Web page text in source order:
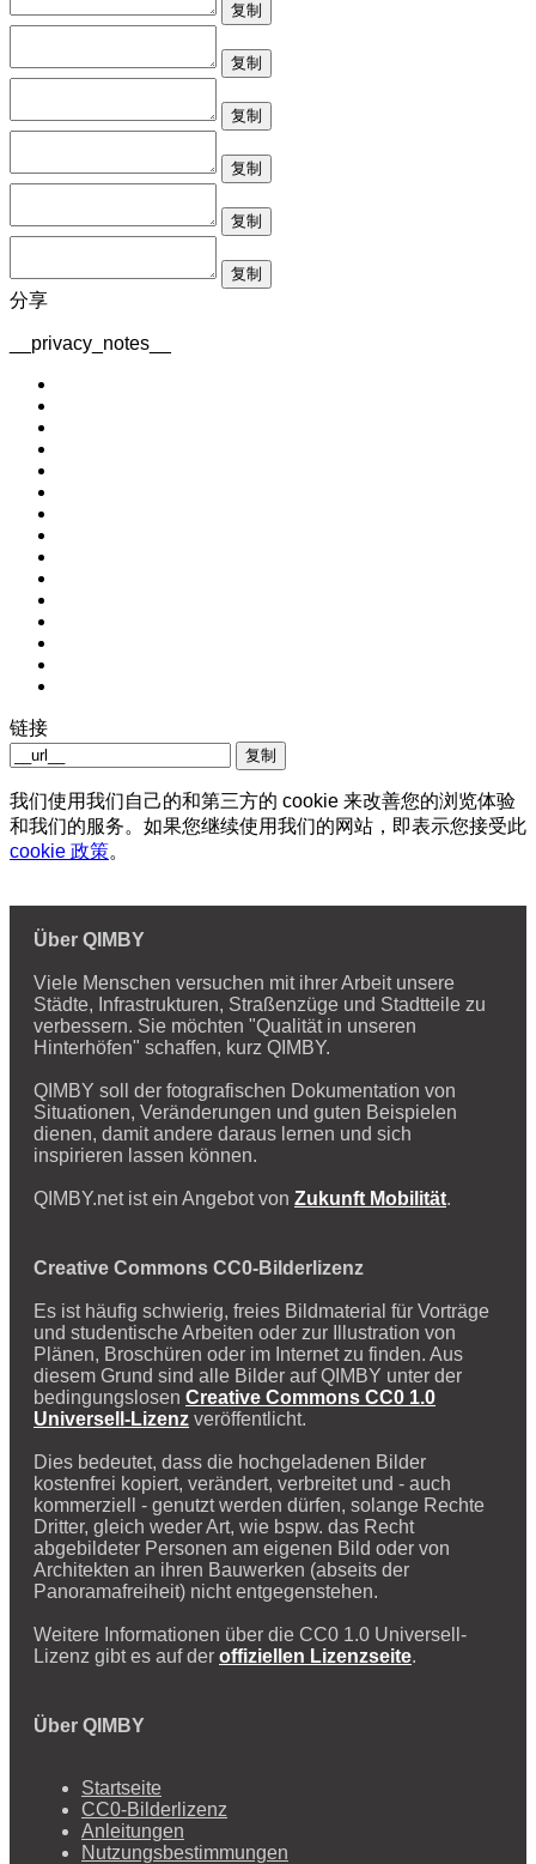
复制
复制
复制
复制
复制
复制
分享
__privacy_notes__
链接
复制
我们使用我们自己的和第三方的 cookie 来改善您的浏览体验
和我们的服务。如果您继续使用我们的网站，即表示您接受此
cookie 政策。
Über QIMBY
Viele Menschen versuchen mit ihrer Arbeit unsere
Städte, Infrastrukturen, Straßenzüge und Stadtteile zu
verbessern. Sie möchten "Qualität in unseren
Hinterhöfen" schaffen, kurz QIMBY.
QIMBY soll der fotografischen Dokumentation von
Situationen, Veränderungen und guten Beispielen
dienen, damit andere daraus lernen und sich
inspirieren lassen können.
QIMBY.net ist ein Angebot von Zukunft Mobilität.
Creative Commons CC0-Bilderlizenz
Es ist häufig schwierig, freies Bildmaterial für Vorträge
und studentische Arbeiten oder zur Illustration von
Plänen, Broschüren oder im Internet zu finden. Aus
diesem Grund sind alle Bilder auf QIMBY unter der
bedingungslosen Creative Commons CC0 1.0
Universell-Lizenz veröffentlicht.
Dies bedeutet, dass die hochgeladenen Bilder
kostenfrei kopiert, verändert, verbreitet und - auch
kommerziell - genutzt werden dürfen, solange Rechte
Dritter, gleich weder Art, wie bspw. das Recht
abgebildeter Personen am eigenen Bild oder von
Architekten an ihren Bauwerken (abseits der
Panoramafreiheit) nicht entgegenstehen.
Weitere Informationen über die CC0 1.0 Universell-
Lizenz gibt es auf der offiziellen Lizenzseite.
Über QIMBY
Startseite
CC0-Bilderlizenz
Anleitungen
Nutzungsbestimmungen